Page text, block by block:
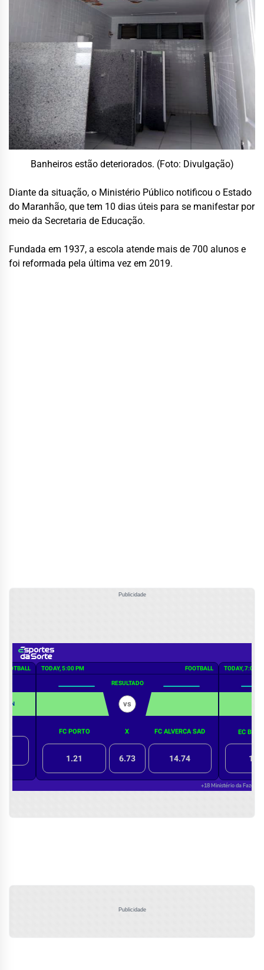
Banheiros estão deteriorados. (Foto: Divulgação)
Diante da situação, o Ministério Público notificou o Estado
do Maranhão, que tem 10 dias úteis para se manifestar por
meio da Secretaria de Educação.
Fundada em 1937, a escola atende mais de 700 alunos e
foi reformada pela última vez em 2019.
Publicidade
Publicidade